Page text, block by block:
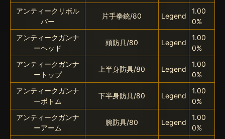
アンティークリボル
バー
片手拳銃/80 Legend
1.00
0%
アンティークガンナ
ーヘッド
頭防具/80 Legend
1.00
0%
アンティークガンナ
ートップ
上半身防具/80 Legend
1.00
0%
アンティークガンナ
ーボトム
下半身防具/80 Legend
1.00
0%
アンティークガンナ
ーアーム
腕防具/80 Legend
1.00
0%